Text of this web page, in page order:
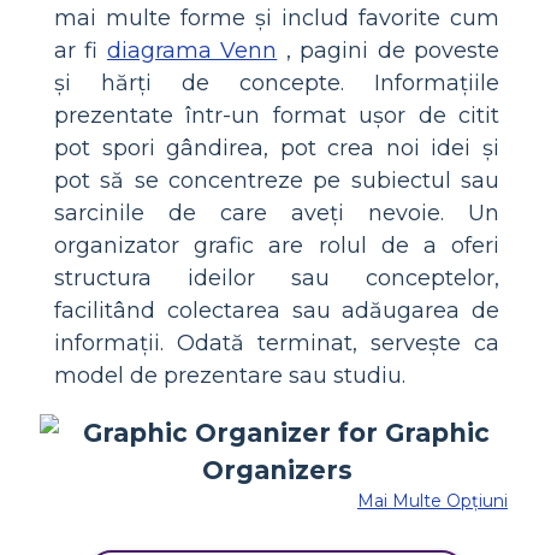
mai multe forme și includ favorite cum
ar fi diagrama Venn , pagini de poveste
și hărți de concepte. Informațiile
prezentate într-un format ușor de citit
pot spori gândirea, pot crea noi idei și
pot să se concentreze pe subiectul sau
sarcinile de care aveți nevoie. Un
organizator grafic are rolul de a oferi
structura ideilor sau conceptelor,
facilitând colectarea sau adăugarea de
informații. Odată terminat, servește ca
model de prezentare sau studiu.
Mai Multe Opțiuni